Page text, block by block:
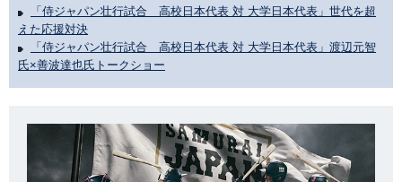
「侍ジャパン壮行試合 高校日本代表 対 大学日本代表」世代を超
えた応援対決
「侍ジャパン壮行試合 高校日本代表 対 大学日本代表」渡辺元智
氏×善波達也氏トークショー